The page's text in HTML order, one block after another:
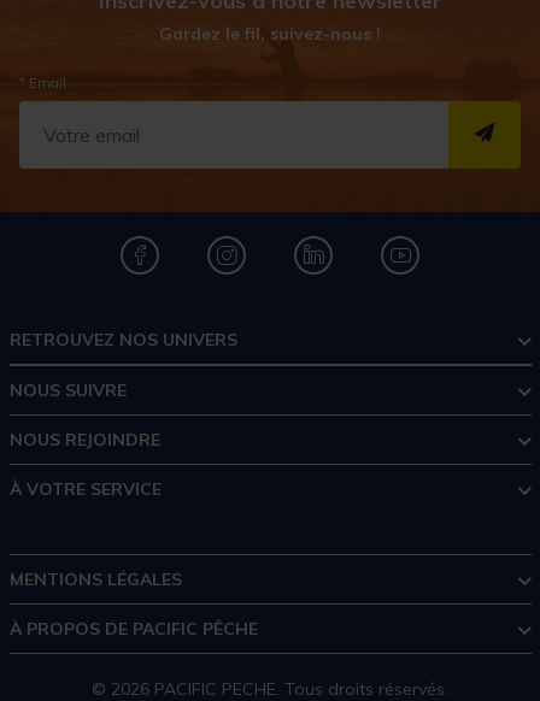
Gardez le fil, suivez-nous !
* Email
RETROUVEZ NOS UNIVERS
NOUS SUIVRE
NOUS REJOINDRE
À VOTRE SERVICE
MENTIONS LÉGALES
À PROPOS DE PACIFIC PÊCHE
© 2026 PACIFIC PECHE. Tous droits réservés.